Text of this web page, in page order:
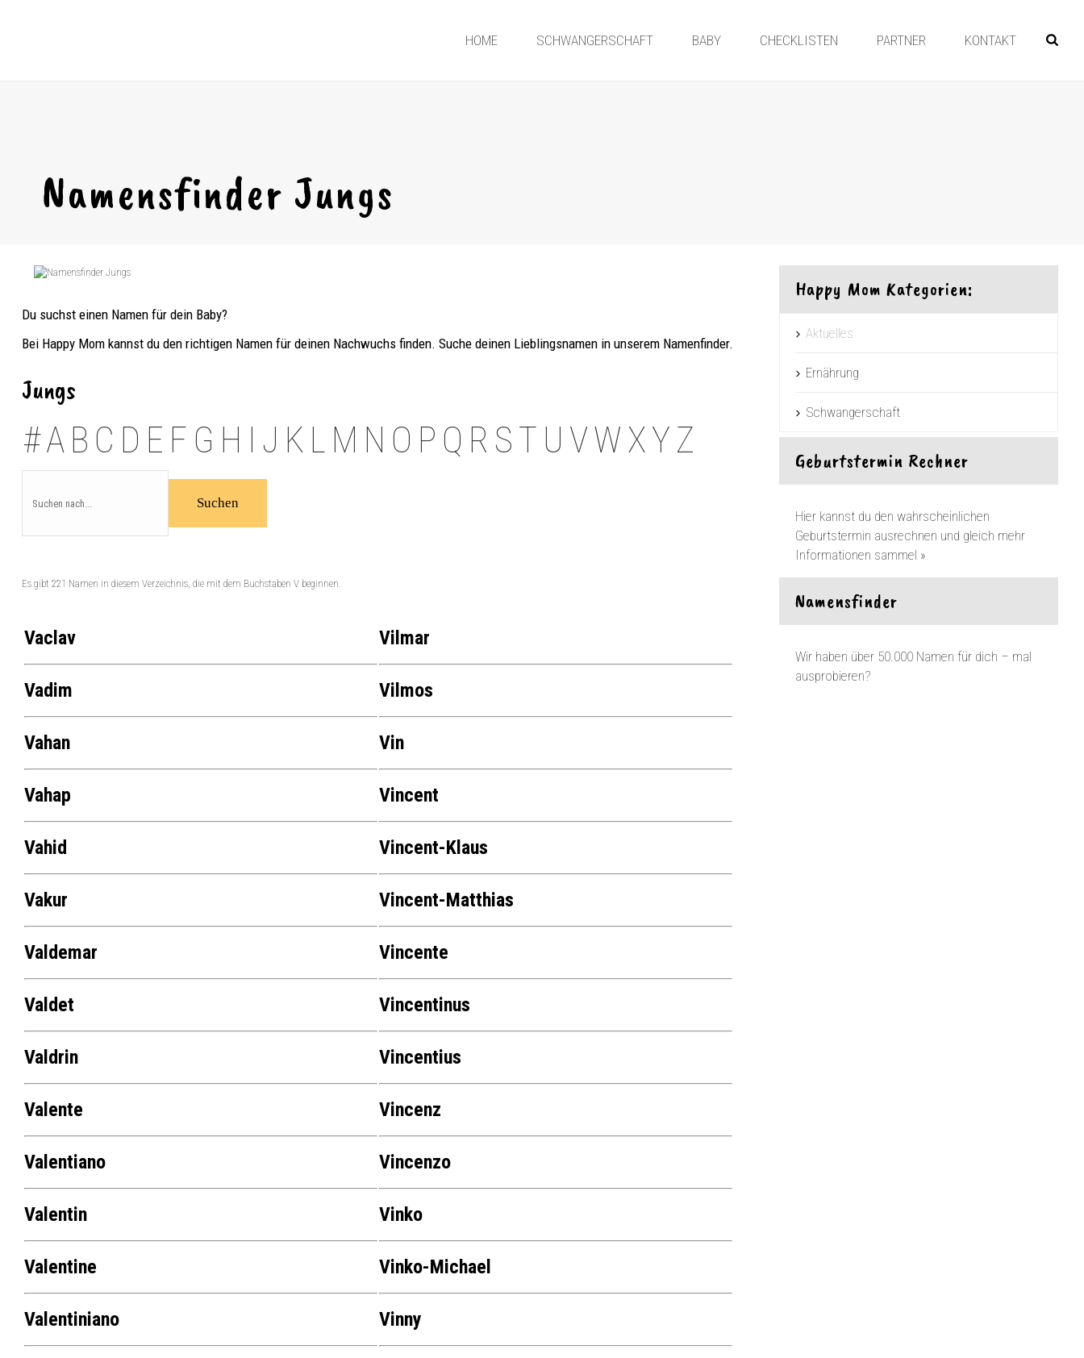
HOME SCHWANGERSCHAFT BABY CHECKLISTEN PARTNER KONTAKT
Namensfinder Jungs
Du suchst einen Namen für dein Baby?
Bei Happy Mom kannst du den richtigen Namen für deinen Nachwuchs finden. Suche deinen Lieblingsnamen in unserem Namenfinder.
Jungs
#AB C D E F G H I J K L M N O P Q R ST U VWXYZ
Es gibt 221 Namen in diesem Verzeichnis, die mit dem Buchstaben V beginnen.
Vaclav
Vadim
Vahan
Vahap
Vahid
Vakur
Valdemar
Valdet
Valdrin
Valente
Valentiano
Valentin
Valentine
Valentiniano
Vilmar
Vilmos
Vin
Vincent
Vincent-Klaus
Vincent-Matthias
Vincente
Vincentinus
Vincentius
Vincenz
Vincenzo
Vinko
Vinko-Michael
Vinny
Happy Mom Kategorien:
Aktuelles
Ernährung
Schwangerschaft
Geburtstermin Rechner
Hier kannst du den wahrscheinlichen
Geburtstermin ausrechnen und gleich mehr
Informationen sammel »
Namensfinder
Wir haben über 50.000 Namen für dich – mal
ausprobieren?